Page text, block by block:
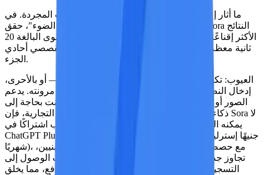
ما أثار إعجابنا أكثر
هو التفسير الإبداعي للمطالبات المجردة. في
اختبارنا "الوقت يتلاشى إلى جزيئات من الضوء"، حقق Sora النتائج
الأكثر إقناعًا من الناحية الفنية. كما تجاوزت مدته القصوى البالغة 20
ثانية معظم المنافسين، مما أتاح مجالًا أكبر للسرد القصصي أحادي
الجزء.
العيوب: تكمن المشكلة الأساسية في مرونة الإدخال — أو بالأحرى،
عدم مرونته. يدعم Sora 2 إدخال النص حصريًا. لا يوجد دعم لإدخال
الصور أو مقاطع الفيديو أو المطالبات الصوتية. إذا كنت بحاجة إلى
ذكاء اصطناعي لتحريك صورة شخصية العلامة التجارية، فإن Sora لا
يمكنه القيام بذلك. كما أن السعر مرتفع: فهو يتطلب اشتراكًا في
ChatGPT Plus (15 جنيهًا إسترلينيًا شهريًا) أو Pro (150 جنيهًا إسترلينيًا
شهريًا)، مع حصص إنتاج محدودة.
بالنسبة للمستخدمين الصينيين،
يتطلب الوصول إلى Sora تجاوز جدار الحماية العظيم، كما يتطلب
التسجيل رقم هاتف محمول في الخارج وطريقة دفع، مما يخلق